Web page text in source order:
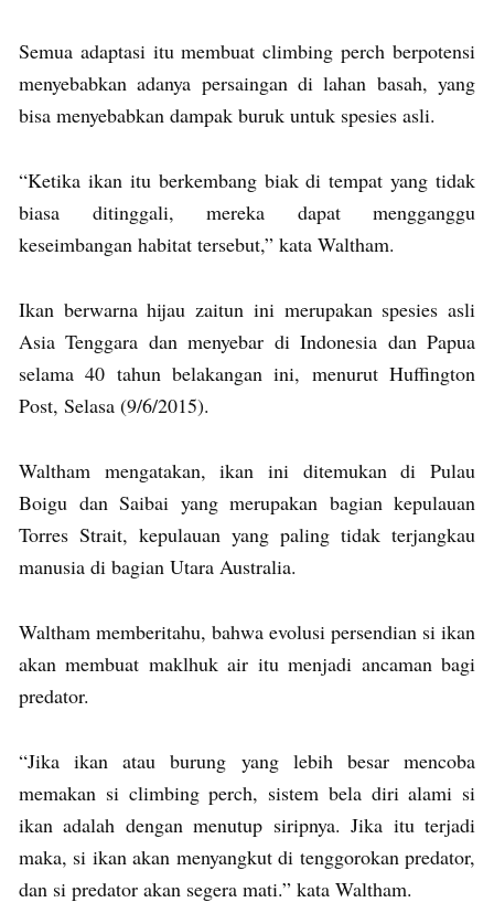
Semua adaptasi itu membuat climbing perch berpotensi
menyebabkan adanya persaingan di lahan basah, yang
bisa menyebabkan dampak buruk untuk spesies asli.
“Ketika ikan itu berkembang biak di tempat yang tidak
biasa ditinggali, mereka dapat mengganggu
keseimbangan habitat tersebut,” kata Waltham.
Ikan berwarna hijau zaitun ini merupakan spesies asli
Asia Tenggara dan menyebar di Indonesia dan Papua
selama 40 tahun belakangan ini, menurut Huffington
Post, Selasa (9/6/2015).
Waltham mengatakan, ikan ini ditemukan di Pulau
Boigu dan Saibai yang merupakan bagian kepulauan
Torres Strait, kepulauan yang paling tidak terjangkau
manusia di bagian Utara Australia.
Waltham memberitahu, bahwa evolusi persendian si ikan
akan membuat maklhuk air itu menjadi ancaman bagi
predator.
“Jika ikan atau burung yang lebih besar mencoba
memakan si climbing perch, sistem bela diri alami si
ikan adalah dengan menutup siripnya. Jika itu terjadi
maka, si ikan akan menyangkut di tenggorokan predator,
dan si predator akan segera mati.” kata Waltham.